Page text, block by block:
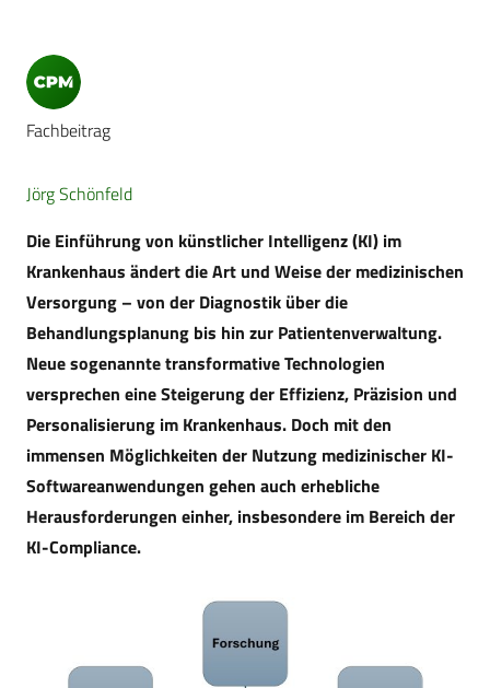
Fachbeitrag
Jörg Schönfeld
Die Einführung von künstlicher Intelligenz (KI) im
Krankenhaus ändert die Art und Weise der medizinischen
Versorgung – von der Diagnostik über die
Behandlungsplanung bis hin zur Patientenverwaltung.
Neue sogenannte transformative Technologien
versprechen eine Steigerung der Effizienz, Präzision und
Personalisierung im Krankenhaus. Doch mit den
immensen Möglichkeiten der Nutzung medizinischer KI-
Softwareanwendungen gehen auch erhebliche
Herausforderungen einher, insbesondere im Bereich der
KI-Compliance.